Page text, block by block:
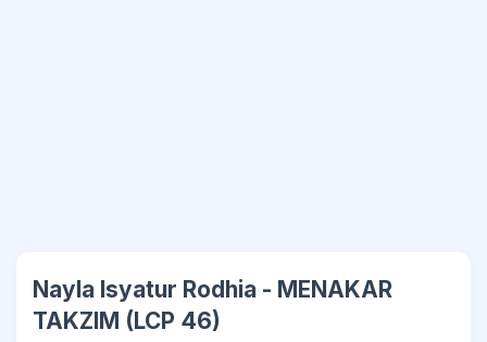
Nayla Isyatur Rodhia - MENAKAR
TAKZIM (LCP 46)